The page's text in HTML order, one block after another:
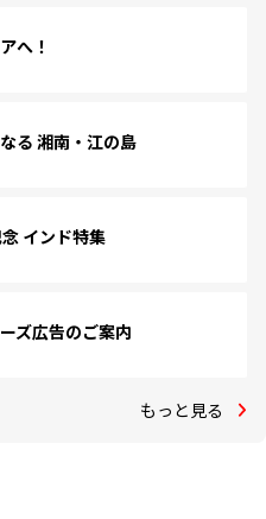
へ！
る 湘南・江の島
インド特集
ズ広告のご案内
もっと見る